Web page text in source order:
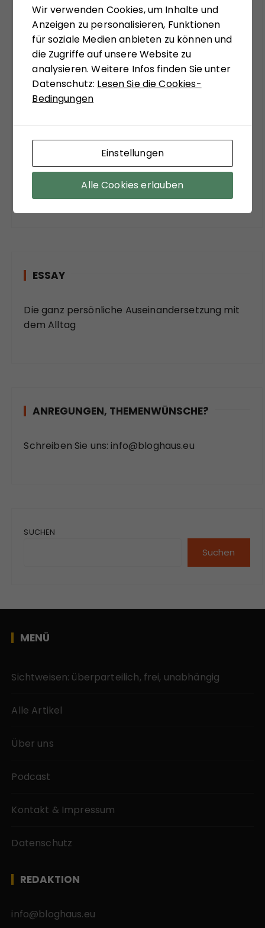
systemtheoretisch inspiriert, zu ungewohnten
Sichtweisen anregen zu lassen. Matthias
Schulze-Böing schreibt in seinem Buch-Tipp
von einem "kühnem Entwurf eines
gesellschaftstheoretisch fundierten Konzepts
zu einem neuen Verständnis des politischen
Extremismus." Sein Fazit versöhnt mit viel
"Zuzustimmen ist aber auf jeden Fall bei dem
Befund, dass ein funktionierender Staat, sozialer
Ausgleich und stabile Institutionen die
wirksamsten Mittel sind, der Verführungskraft
des Extremismus entgegenzuwirken."
ESSAY
Die ganz persönliche Auseinandersetzung mit
dem Alltag
ANREGUNGEN, THEMENWÜNSCHE?
Schreiben Sie uns: info@bloghaus.eu
SUCHEN
Suchen
MENÜ
Sichtweisen: überparteilich, frei, unabhängig
Alle Artikel
Über uns
Podcast
Kontakt & Impressum
Datenschutz
REDAKTION
info@bloghaus.eu
Wir verwenden Cookies, um Inhalte und
Anzeigen zu personalisieren, Funktionen
für soziale Medien anbieten zu können und
die Zugriffe auf unsere Website zu
analysieren. Weitere Infos finden Sie unter
Datenschutz: Lesen Sie die Cookies-
Bedingungen
Einstellungen
Alle Cookies erlauben